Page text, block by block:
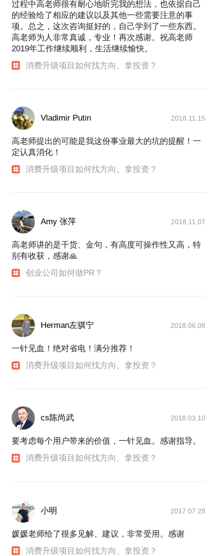
过程中高老师很有耐心地听完我的想法，也依据自己
的经验给了相应的建议以及其他一些需要注意的事
项。总之，这次咨询挺好的，自己学到了一些东西。
高老师为人非常真诚，专业！再次感谢。祝高老师
2019年工作继续顺利，生活继续愉快。
消费升级项目如何找方向、拿投资？
Vladimir Putin 2018.11.15
高老师提出的可能是我这份事业最大的坑的提醒！一
定认真消化！
消费升级项目如何找方向、拿投资？
Amy 张萍 2018.11.07
高老师讲的是干货、金句，有高度可操作性又高，特
别有收获，感谢🙏
创业公司如何做PR？
Herman左骐宁 2018.06.08
一针见血！绝对省电！满分推荐！
消费升级项目如何找方向、拿投资？
cs陈尚武 2018.03.10
要考虑每个用户带来的价值，一针见血。感谢指导。
消费升级项目如何找方向、拿投资？
小明 2017.07.28
媛媛老师给了很多见解、建议，非常受用。感谢
消费升级项目如何找方向、拿投资？